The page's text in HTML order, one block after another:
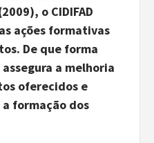
, o CIDIFAD
ações formativas
De que forma
assegura a melhoria
oferecidos e
a formação dos